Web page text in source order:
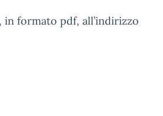
formato pdf, all’indirizzo